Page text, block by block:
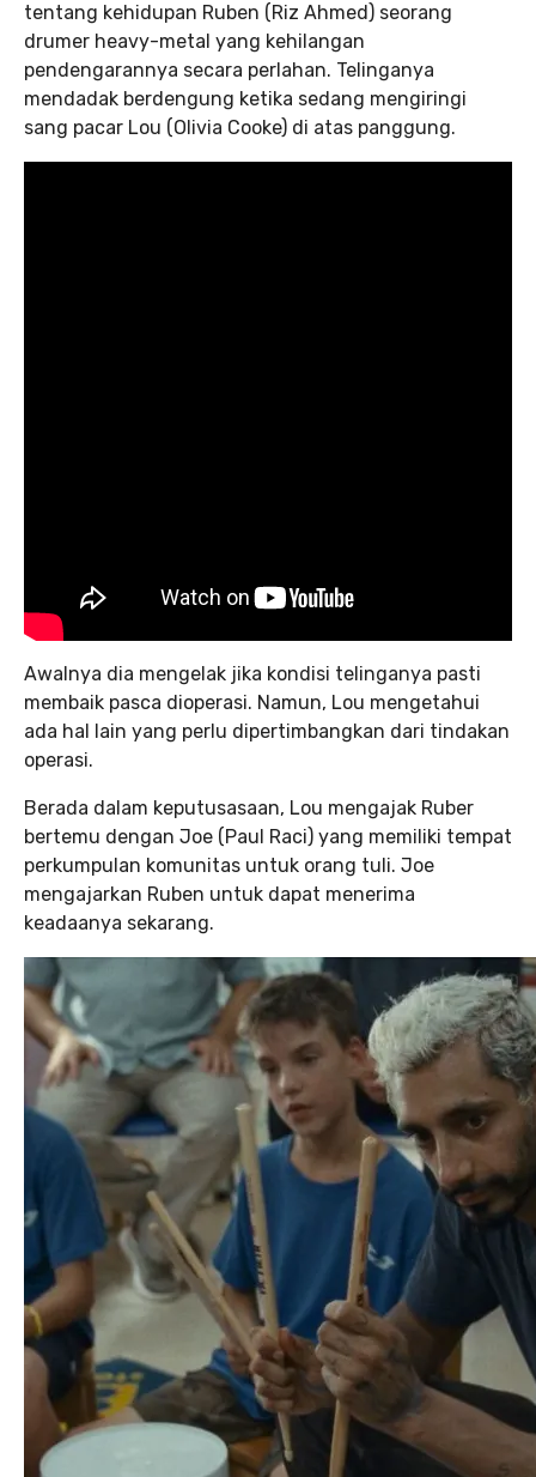
tentang kehidupan Ruben (Riz Ahmed) seorang
drumer heavy-metal yang kehilangan
pendengarannya secara perlahan. Telinganya
mendadak berdengung ketika sedang mengiringi
sang pacar Lou (Olivia Cooke) di atas panggung.
Awalnya dia mengelak jika kondisi telinganya pasti
membaik pasca dioperasi. Namun, Lou mengetahui
ada hal lain yang perlu dipertimbangkan dari tindakan
operasi.
Berada dalam keputusasaan, Lou mengajak Ruber
bertemu dengan Joe (Paul Raci) yang memiliki tempat
perkumpulan komunitas untuk orang tuli. Joe
mengajarkan Ruben untuk dapat menerima
keadaanya sekarang.